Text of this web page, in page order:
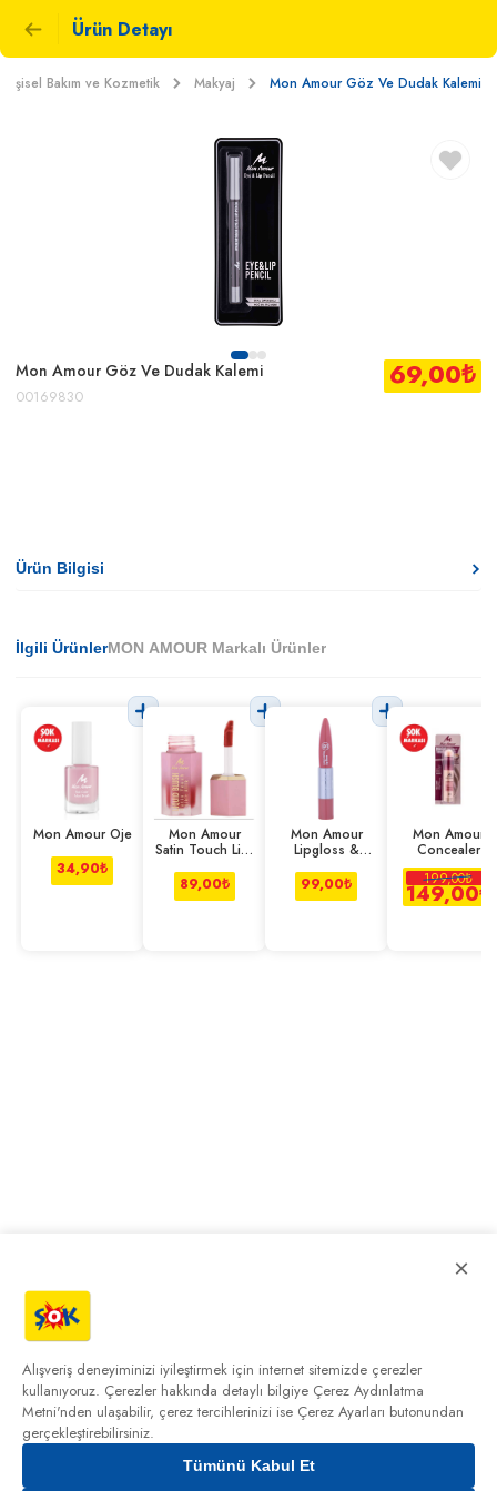
Ürün Detayı
Kişisel Bakım ve Kozmetik Makyaj Mon Amour Göz Ve Dudak Kalemi
Mon Amour Göz Ve Dudak Kalemi
00169830
69,00₺
Ürün Bilgisi
İlgili ÜrünlerMON AMOUR Markalı Ürünler
Mon Amour Oje
34,90₺
Mon Amour
Satin Touch Likit
89,00₺
Mon Amour
Lipgloss &
99,00₺
Mon Amour
Concealer
199,00₺
149,00₺
×
Alışveriş deneyiminizi iyileştirmek için internet sitemizde çerezler
kullanıyoruz. Çerezler hakkında detaylı bilgiye Çerez Aydınlatma
Metni'nden ulaşabilir, çerez tercihlerinizi ise Çerez Ayarları butonundan
gerçekleştirebilirsiniz.
Tümünü Kabul Et